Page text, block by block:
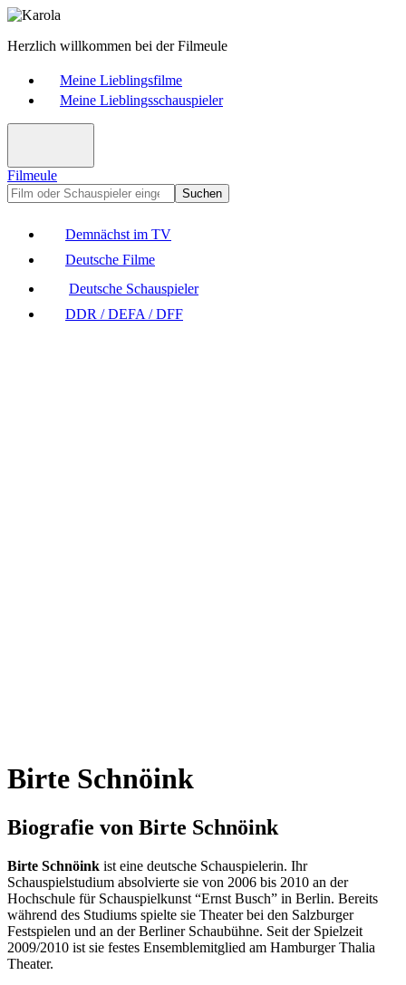
Herzlich willkommen bei der Filmeule
Meine Lieblingsfilme
Meine Lieblingsschauspieler
Filmeule
Suchen
Demnächst im TV
Deutsche Filme
Deutsche Schauspieler
DDR / DEFA / DFF
Birte Schnöink
Biografie von Birte Schnöink
Birte Schnöink ist eine deutsche Schauspielerin. Ihr
Schauspielstudium absolvierte sie von 2006 bis 2010 an der
Hochschule für Schauspielkunst “Ernst Busch” in Berlin. Bereits
während des Studiums spielte sie Theater bei den Salzburger
Festspielen und an der Berliner Schaubühne. Seit der Spielzeit
2009/2010 ist sie festes Ensemblemitglied am Hamburger Thalia
Theater.